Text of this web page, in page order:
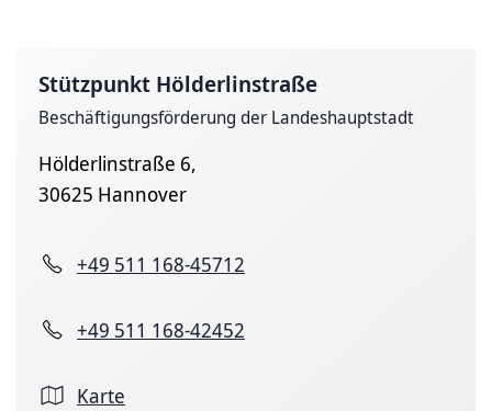
Stützpunkt Hölderlinstraße
Beschäftigungsförderung der Landeshauptstadt
Hölderlinstraße 6,
30625 Hannover
+49 511 168-45712
+49 511 168-42452
Karte